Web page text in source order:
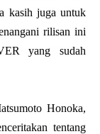
kasih juga untuk
rilisan ini
yang sudah
Honoka,
tentang